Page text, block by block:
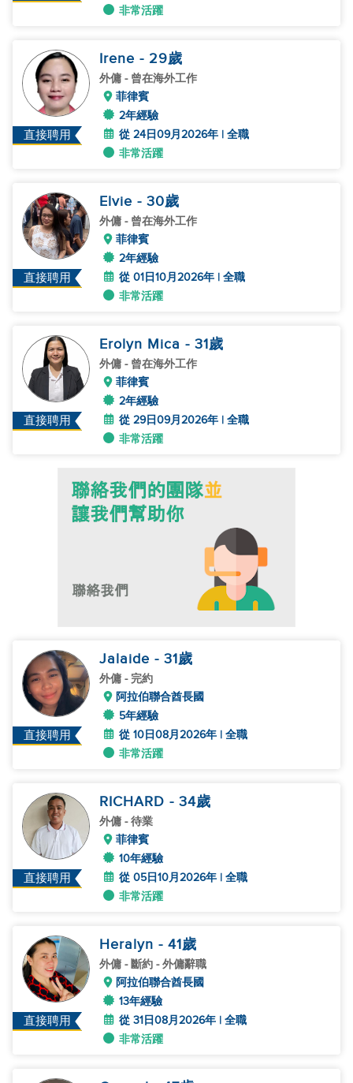
非常活躍
直接聘用
Irene - 29歲
外傭 - 曾在海外工作
菲律賓
2年經驗
從 24日09月2026年 | 全職
非常活躍
直接聘用
Elvie - 30歲
外傭 - 曾在海外工作
菲律賓
2年經驗
從 01日10月2026年 | 全職
非常活躍
直接聘用
Erolyn Mica - 31歲
外傭 - 曾在海外工作
菲律賓
2年經驗
從 29日09月2026年 | 全職
非常活躍
直接聘用
Jalaide - 31歲
外傭 - 完約
阿拉伯聯合酋長國
5年經驗
從 10日08月2026年 | 全職
非常活躍
直接聘用
RICHARD - 34歲
外傭 - 待業
菲律賓
10年經驗
從 05日10月2026年 | 全職
非常活躍
直接聘用
Heralyn - 41歲
外傭 - 斷約 - 外傭辭職
阿拉伯聯合酋長國
13年經驗
從 31日08月2026年 | 全職
非常活躍